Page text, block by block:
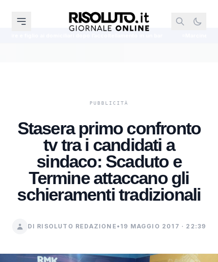
Stasera primo confronto
tv tra i candidati a
sindaco: Scaduto e
Termine attaccano gli
schieramenti tradizionali
DI RISOLUTO REDAZIONE • 19 MAGGIO 2017 · 22:39